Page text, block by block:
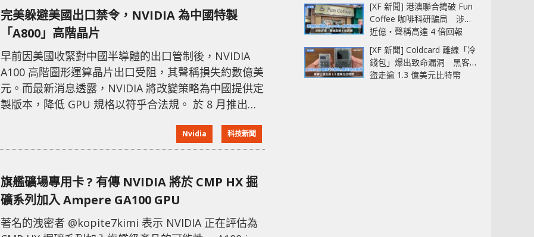
完美躲避美國出口禁令，NVIDIA 為中國特製
「A800」高階晶片
早前因美國收緊對中國半導體的出口管制後，NVIDIA
A100 高階圖形運算晶片出口受阻，其聲稱損失約數億美
元。而最新消息透露，NVIDIA 將改變策略為中國提供定
製版本，降低 GPU 規格以符乎合法規。 於 8 月推出的
慧深度運算的高階 GPU (如 A100) 將不能出口至中國。
這次消息所示，NVIDIA 將改用降低了規格的 A800 取代
NVIDIA A800 G
Nvidia 科技新聞
旗艦礦場專用卡 ? 有傳 NVIDIA 將於 CMP HX 掘
礦系列加入 Ampere GA100 GPU
著名的洩密者 @kopite7kimi 表示 NVIDIA 正在評估為
[XF 新聞] 港澳聯合搗破 Fun
Coffee 咖啡科研騙局 涉款
近億‧聲稱高達 4 倍回報
[XF 新聞] Coldcard 離線「冷
錢包」爆出致命漏洞 黑客已
盜走逾 1.3 億美元比特幣